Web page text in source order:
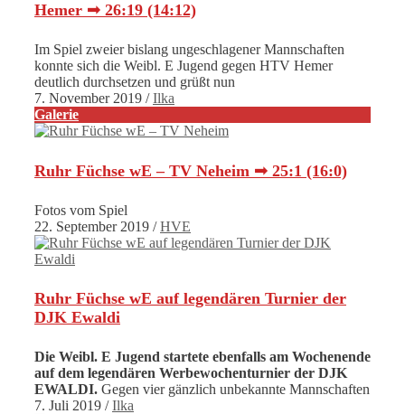
Hemer ➟ 26:19 (14:12)
Im Spiel zweier bislang ungeschlagener Mannschaften
konnte sich die Weibl. E Jugend gegen HTV Hemer
deutlich durchsetzen und grüßt nun
7. November 2019 /Ilka
Galerie
Ruhr Füchse wE – TV Neheim ➟ 25:1 (16:0)
Fotos vom Spiel
22. September 2019 /HVE
Ruhr Füchse wE auf legendären Turnier der
DJK Ewaldi
Die Weibl. E Jugend startete ebenfalls am Wochenende
auf dem legendären Werbewochenturnier der DJK
EWALDI. Gegen vier gänzlich unbekannte Mannschaften
7. Juli 2019 /Ilka